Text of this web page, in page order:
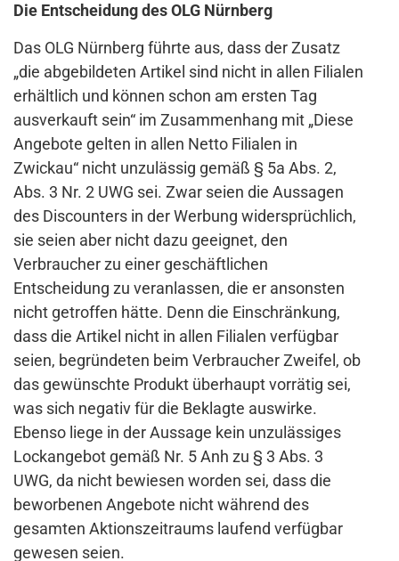
Die Entscheidung des OLG Nürnberg
Das OLG Nürnberg führte aus, dass der Zusatz
„die abgebildeten Artikel sind nicht in allen Filialen
erhältlich und können schon am ersten Tag
ausverkauft sein“ im Zusammenhang mit „Diese
Angebote gelten in allen Netto Filialen in
Zwickau“ nicht unzulässig gemäß § 5a Abs. 2,
Abs. 3 Nr. 2 UWG sei. Zwar seien die Aussagen
des Discounters in der Werbung widersprüchlich,
sie seien aber nicht dazu geeignet, den
Verbraucher zu einer geschäftlichen
Entscheidung zu veranlassen, die er ansonsten
nicht getroffen hätte. Denn die Einschränkung,
dass die Artikel nicht in allen Filialen verfügbar
seien, begründeten beim Verbraucher Zweifel, ob
das gewünschte Produkt überhaupt vorrätig sei,
was sich negativ für die Beklagte auswirke.
Ebenso liege in der Aussage kein unzulässiges
Lockangebot gemäß Nr. 5 Anh zu § 3 Abs. 3
UWG, da nicht bewiesen worden sei, dass die
beworbenen Angebote nicht während des
gesamten Aktionszeitraums laufend verfügbar
gewesen seien.